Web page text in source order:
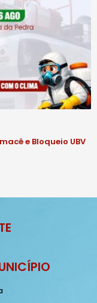
e Bloqueio UBV